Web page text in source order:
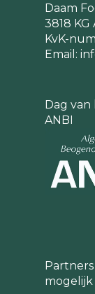
Daam
3818
KvK-
Email:
Dag van
ANBI
mogelijk